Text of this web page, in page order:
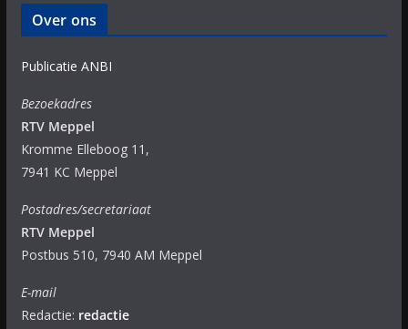
Over ons
Publicatie ANBI
Bezoekadres
RTV Meppel
Kromme Elleboog 11,
7941 KC Meppel
Postadres/secretariaat
RTV Meppel
Postbus 510, 7940 AM Meppel
E-mail
Redactie: redactie